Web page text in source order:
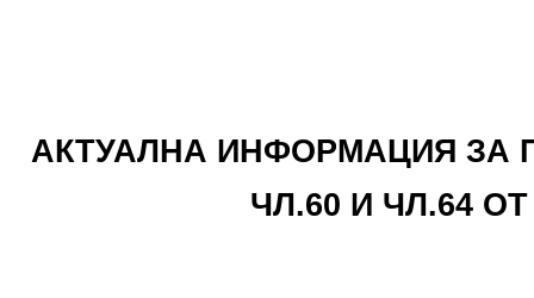
АКТУАЛНА ИНФОРМАЦИЯ ЗА
ЧЛ.60 И ЧЛ.64 ОТ